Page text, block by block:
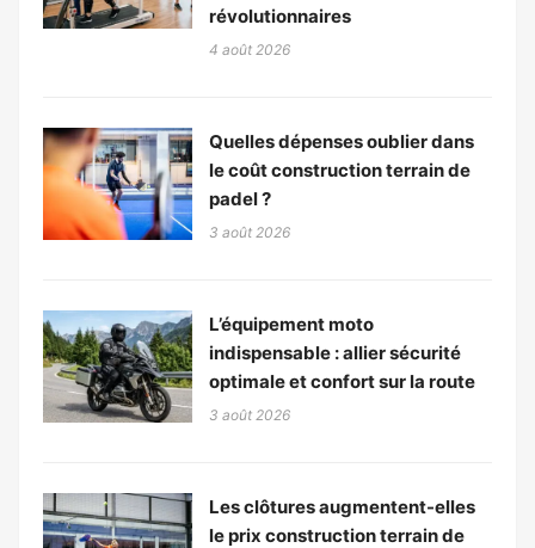
révolutionnaires
4 août 2026
Quelles dépenses oublier dans
le coût construction terrain de
padel ?
3 août 2026
L’équipement moto
indispensable : allier sécurité
optimale et confort sur la route
3 août 2026
Les clôtures augmentent-elles
le prix construction terrain de